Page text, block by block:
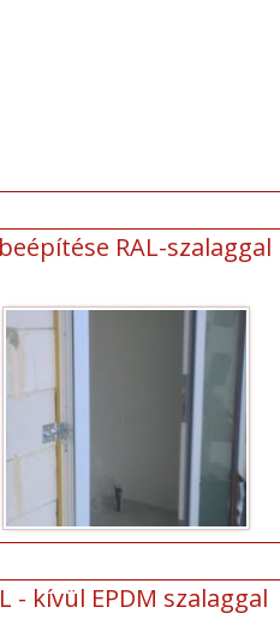
RAL-szalaggal
- kívül EPDM szalaggal